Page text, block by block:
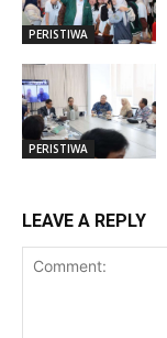
PERISTIWA
PERISTIWA
LEAVE A REPLY